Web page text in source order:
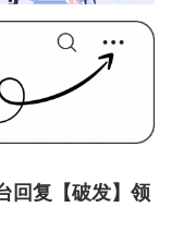
回复【破发】领